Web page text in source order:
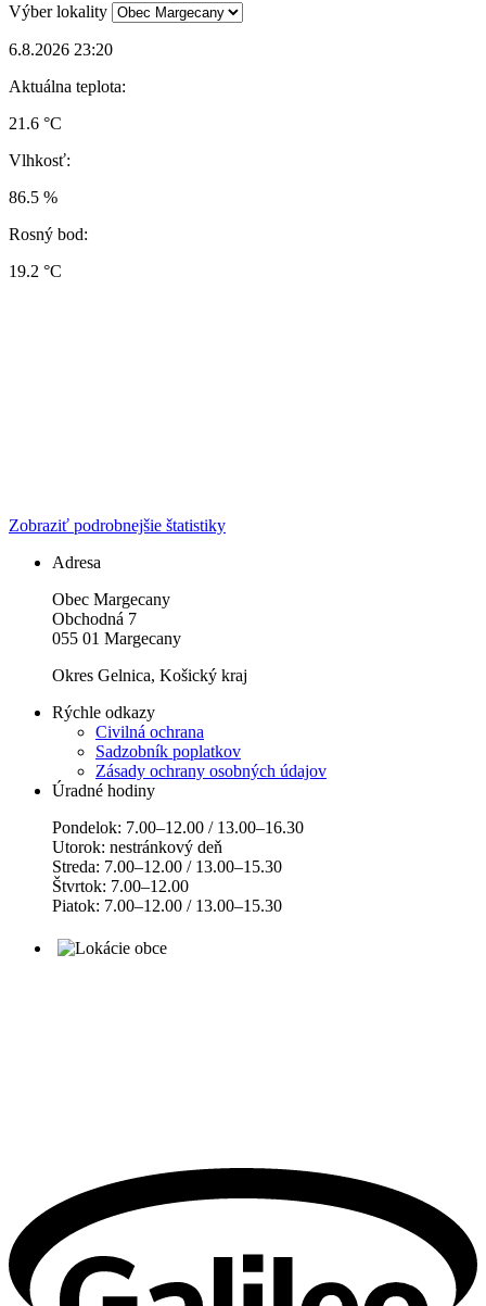
Výber lokality
6.8.2026 23:20
Aktuálna teplota:
21.6 °C
Vlhkosť:
86.5 %
Rosný bod:
19.2 °C
Zobraziť podrobnejšie štatistiky
Adresa
Obec Margecany
Obchodná 7
055 01 Margecany
Okres Gelnica, Košický kraj
Rýchle odkazy
Civilná ochrana
Sadzobník poplatkov
Zásady ochrany osobných údajov
Úradné hodiny
Pondelok: 7.00–12.00 / 13.00–16.30
Utorok: nestránkový deň
Streda: 7.00–12.00 / 13.00–15.30
Štvrtok: 7.00–12.00
Piatok: 7.00–12.00 / 13.00–15.30